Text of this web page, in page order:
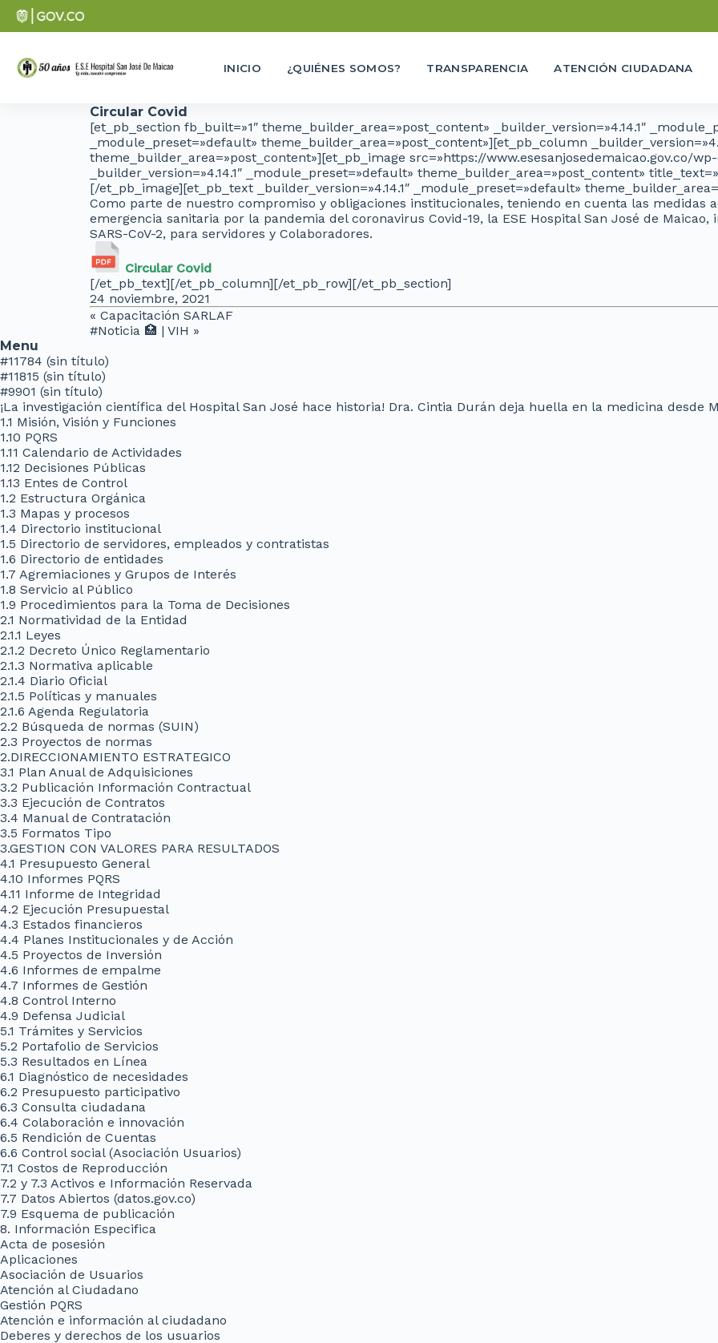
INICIO ¿QUIÉNES SOMOS? TRANSPARENCIA ATENCIÓN CIUDADANA
Circular Covid
[et_pb_section fb_built=»1″ theme_builder_area=»post_content» _builder_version=»4.14.1″
_module_preset=»default» theme_builder_area=»post_content»][et_pb_column
theme_builder_area=»post_content»][et_pb_image src=»https://www.esesanjosedemaicao.gov.co/
_builder_version=»4.14.1″ _module_preset=»default» theme_builder_area=»post_content»
[/et_pb_image][et_pb_text _builder_version=»4.14.1″ _module_preset=»default»
Como parte de nuestro compromiso y obligaciones institucionales, teniendo en cuenta las medidas
emergencia sanitaria por la pandemia del coronavirus Covid-19, la ESE Hospital San José de
SARS-CoV-2, para servidores y Colaboradores.
Circular Covid
[/et_pb_text][/et_pb_column][/et_pb_row][/et_pb_section]
24 noviembre, 2021
« Capacitación SARLAF
#Noticia 🏥 | VIH »
Menu
#11784 (sin título)
#11815 (sin título)
#9901 (sin título)
¡La investigación científica del Hospital San José hace historia! Dra. Cintia Durán deja huella en la medicina desde
1.1 Misión, Visión y Funciones
1.10 PQRS
1.11 Calendario de Actividades
1.12 Decisiones Públicas
1.13 Entes de Control
1.2 Estructura Orgánica
1.3 Mapas y procesos
1.4 Directorio institucional
1.5 Directorio de servidores, empleados y contratistas
1.6 Directorio de entidades
1.7 Agremiaciones y Grupos de Interés
1.8 Servicio al Público
1.9 Procedimientos para la Toma de Decisiones
2.1 Normatividad de la Entidad
2.1.1 Leyes
2.1.2 Decreto Único Reglamentario
2.1.3 Normativa aplicable
2.1.4 Diario Oficial
2.1.5 Políticas y manuales
2.1.6 Agenda Regulatoria
2.2 Búsqueda de normas (SUIN)
2.3 Proyectos de normas
2.DIRECCIONAMIENTO ESTRATEGICO
3.1 Plan Anual de Adquisiciones
3.2 Publicación Información Contractual
3.3 Ejecución de Contratos
3.4 Manual de Contratación
3.5 Formatos Tipo
3.GESTION CON VALORES PARA RESULTADOS
4.1 Presupuesto General
4.10 Informes PQRS
4.11 Informe de Integridad
4.2 Ejecución Presupuestal
4.3 Estados financieros
4.4 Planes Institucionales y de Acción
4.5 Proyectos de Inversión
4.6 Informes de empalme
4.7 Informes de Gestión
4.8 Control Interno
4.9 Defensa Judicial
5.1 Trámites y Servicios
5.2 Portafolio de Servicios
5.3 Resultados en Línea
6.1 Diagnóstico de necesidades
6.2 Presupuesto participativo
6.3 Consulta ciudadana
6.4 Colaboración e innovación
6.5 Rendición de Cuentas
6.6 Control social (Asociación Usuarios)
7.1 Costos de Reproducción
7.2 y 7.3 Activos e Información Reservada
7.7 Datos Abiertos (datos.gov.co)
7.9 Esquema de publicación
8. Información Especifica
Acta de posesión
Aplicaciones
Asociación de Usuarios
Atención al Ciudadano
Gestión PQRS
Atención e información al ciudadano
Deberes y derechos de los usuarios